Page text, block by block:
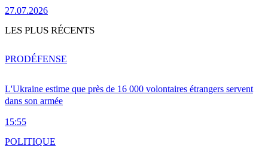
27.07.2026
LES PLUS RÉCENTS
L'Ukraine estime que près de 16 000 volontaires étrangers servent
dans son armée
15:55
PRODÉFENSE
POLITIQUE